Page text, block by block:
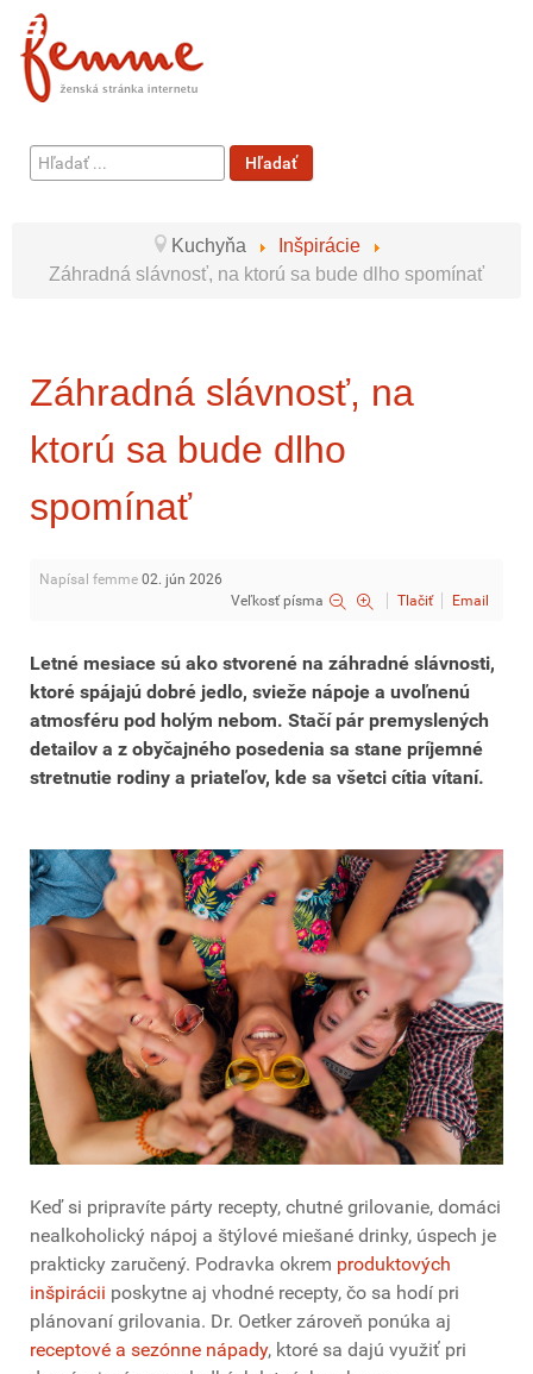
Hľadať
...
Hľadať
Kuchyňa
Inšpirácie
Záhradná slávnosť, na ktorú sa bude dlho spomínať
Záhradná slávnosť, na
ktorú sa bude dlho
spomínať
Napísal femme 02. jún 2026
Veľkosť písma
Tlačiť Email
Letné mesiace sú ako stvorené na záhradné slávnosti,
ktoré spájajú dobré jedlo, svieže nápoje a uvoľnenú
atmosféru pod holým nebom. Stačí pár premyslených
detailov a z obyčajného posedenia sa stane príjemné
stretnutie rodiny a priateľov, kde sa všetci cítia vítaní.
Keď si pripravíte párty recepty, chutné grilovanie, domáci
nealkoholický nápoj a štýlové miešané drinky, úspech je
prakticky zaručený. Podravka okrem produktových
inšpirácii poskytne aj vhodné recepty, čo sa hodí pri
plánovaní grilovania. Dr. Oetker zároveň ponúka aj
receptové a sezónne nápady, ktoré sa dajú využiť pri